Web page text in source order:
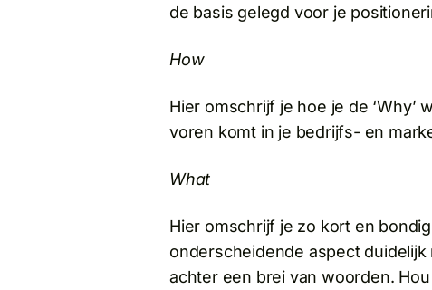
de basis gelegd voor je
How
Hier omschrijf je hoe je de
voren komt in je bedrijfs- en
What
Hier omschrijf je zo kort en
onderscheidende aspect
achter een brei van woorden.